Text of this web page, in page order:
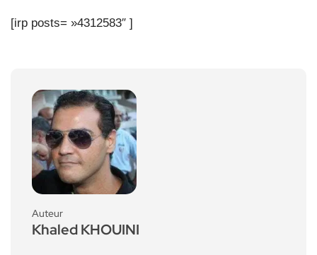
[irp posts= »4312583″ ]
Auteur
Khaled KHOUINI